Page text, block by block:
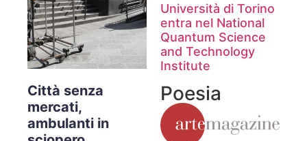
Città senza
mercati,
ambulanti in
Università di Torino
entra nel National
Quantum Science
and Technology
Institute
Poesia